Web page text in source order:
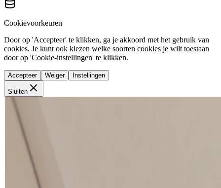
Cookievoorkeuren
Door op 'Accepteer' te klikken, ga je akkoord met het gebruik van
cookies. Je kunt ook kiezen welke soorten cookies je wilt toestaan
door op 'Cookie-instellingen' te klikken.
Accepteer Weiger Instellingen
Sluiten